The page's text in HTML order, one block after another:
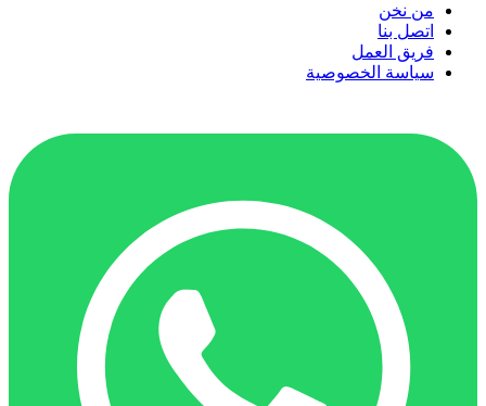
من نخن
اتصل بنا
فريق العمل
سياسة الخصوصية